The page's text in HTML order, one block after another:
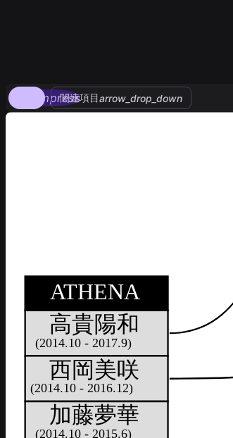
compress
関連項目arrow_drop_down